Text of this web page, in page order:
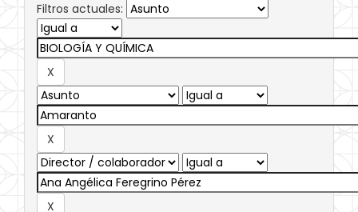
Filtros actuales: